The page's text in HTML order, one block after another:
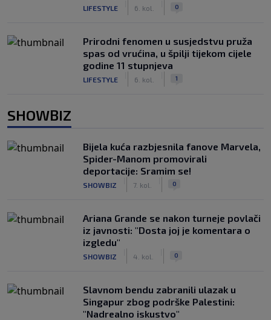
LIFESTYLE 6. kol. 0
Prirodni fenomen u susjedstvu pruža
spas od vrućina, u špilji tijekom cijele
godine 11 stupnjeva
LIFESTYLE 6. kol. 1
SHOWBIZ
Bijela kuća razbjesnila fanove Marvela,
Spider-Manom promovirali
deportacije: Sramim se!
SHOWBIZ 7. kol. 0
Ariana Grande se nakon turneje povlači
iz javnosti: "Dosta joj je komentara o
izgledu"
SHOWBIZ 4. kol. 0
Slavnom bendu zabranili ulazak u
Singapur zbog podrške Palestini:
"Nadrealno iskustvo"